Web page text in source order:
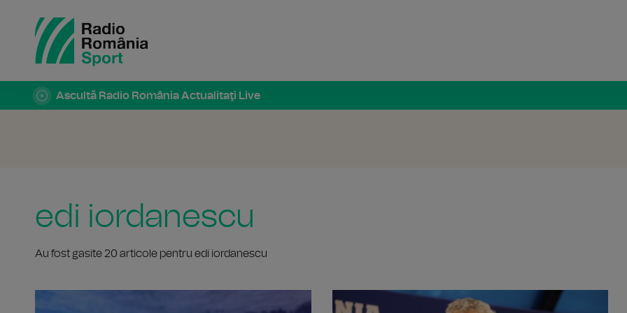
Ascultă Radio România Actualitaţi Live
edi iordanescu
Au fost gasite 20 articole pentru edi iordanescu
FRF: